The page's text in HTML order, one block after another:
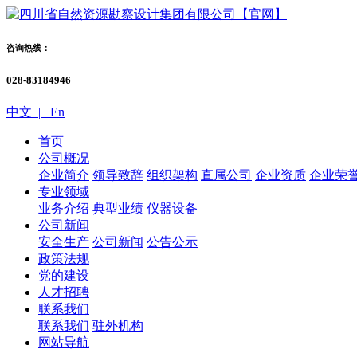
咨询热线：
028-83184946
中文 | En
首页
公司概况
企业简介 领导致辞 组织架构 直属公司 企业资质 企业荣
专业领域
业务介绍 典型业绩 仪器设备
公司新闻
安全生产 公司新闻 公告公示
政策法规
党的建设
人才招聘
联系我们
联系我们 驻外机构
网站导航